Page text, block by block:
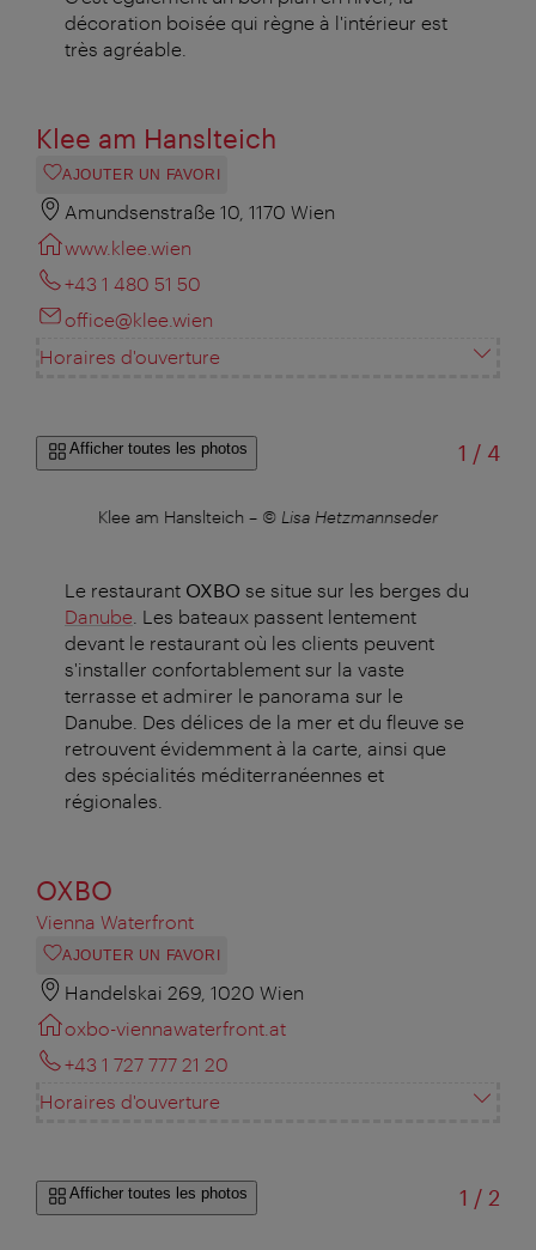
décoration boisée qui règne à l'intérieur est
très agréable.
Klee am Hanslteich
AJOUTER UN FAVORI
Amundsenstraße 10, 1170 Wien
www.klee.wien
+43 1 480 51 50
office@klee.wien
Horaires d'ouverture
Afficher toutes les photos 1 /sur
4
Klee am Hanslteich – © Lisa Hetzmannseder
Le restaurant OXBO se situe sur les berges du
Danube . Les bateaux passent lentement
devant le restaurant où les clients peuvent
s'installer confortablement sur la vaste
terrasse et admirer le panorama sur le
Danube. Des délices de la mer et du fleuve se
retrouvent évidemment à la carte, ainsi que
des spécialités méditerranéennes et
régionales.
OXBO
Vienna Waterfront
AJOUTER UN FAVORI
Handelskai 269, 1020 Wien
oxbo-viennawaterfront.at
+43 1 727 777 21 20
Horaires d'ouverture
Afficher toutes les photos 1 /sur
2